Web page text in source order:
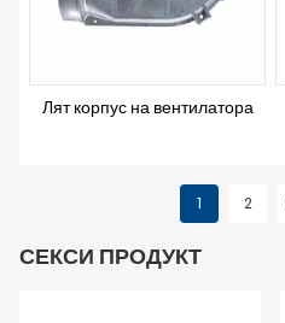
Лят корпус на вентилатора
1 2
СЕКСИ ПРОДУКТ